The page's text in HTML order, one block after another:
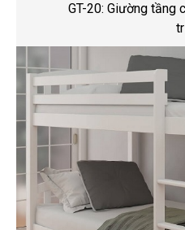
GT-20: Giường tầng có